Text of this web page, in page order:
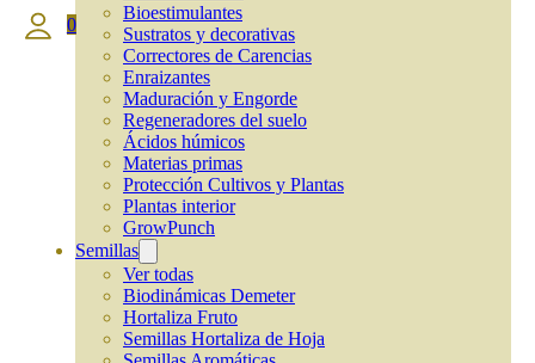
Bioestimulantes
Sustratos y decorativas
Correctores de Carencias
Enraizantes
Maduración y Engorde
Regeneradores del suelo
Ácidos húmicos
Materias primas
Protección Cultivos y Plantas
Plantas interior
GrowPunch
Semillas
Ver todas
Biodinámicas Demeter
Hortaliza Fruto
Semillas Hortaliza de Hoja
0